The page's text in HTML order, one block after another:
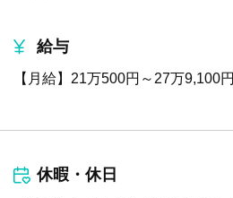
給与
【月給】21万500円～27万9,100円
休暇・休日